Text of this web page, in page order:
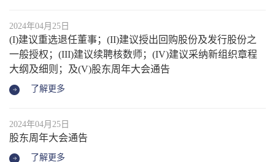
2024年04月25日
(I)建议重选退任董事；(II)建议授出回购股份及发行股份之
一般授权；(III)建议续聘核数师；(IV)建议采纳新组织章程
大纲及细则；及(V)股东周年大会通告
了解更多
2024年04月25日
股东周年大会通告
了解更多